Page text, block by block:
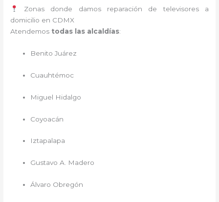
Zonas donde damos reparación de televisores a
domicilio en CDMX
Atendemos todas las alcaldías:
Benito Juárez
Cuauhtémoc
Miguel Hidalgo
Coyoacán
Iztapalapa
Gustavo A. Madero
Álvaro Obregón